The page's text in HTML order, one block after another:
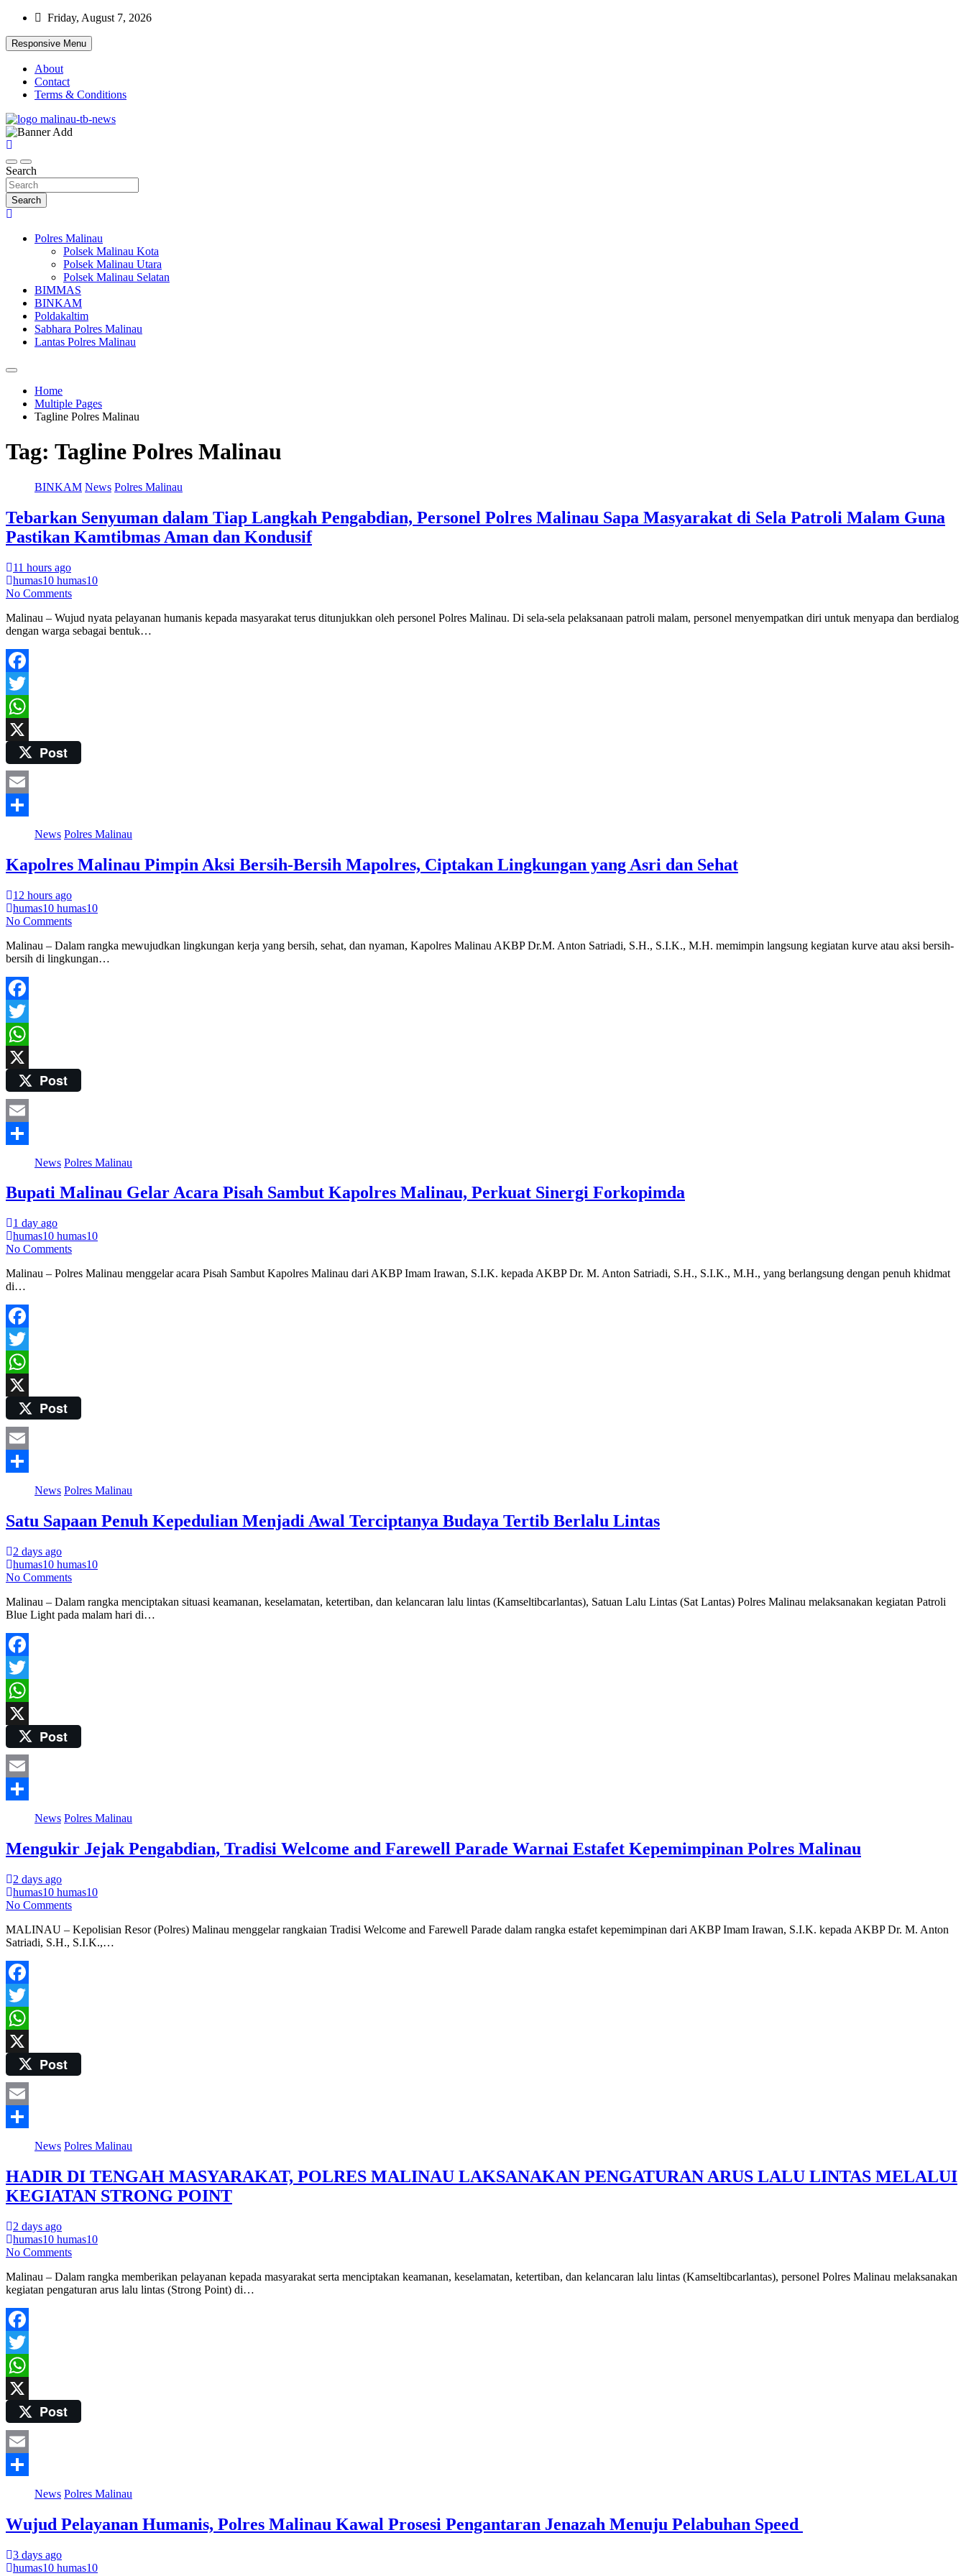
Skip
content
Friday, August 7, 2026
Responsive Menu
About
Contact
Terms & Conditions
Pelangiresmalinau.com
Beranda Warta Bhayangkara
Search
Search
Polres Malinau
Polsek Malinau Kota
Polsek Malinau Utara
Polsek Malinau Selatan
BIMMAS
BINKAM
Poldakaltim
Sabhara Polres Malinau
Lantas Polres Malinau
Home
Multiple Pages
Tagline Polres Malinau
Tag: Tagline Polres Malinau
BINKAM News Polres Malinau
Tebarkan Senyuman dalam Tiap Langkah Pengabdian, Personel Polres Malinau Sapa Masyarakat di Sela Patroli Malam Guna
Pastikan Kamtibmas Aman dan Kondusif
11 hours ago
humas10 humas10
No Comments
Malinau – Wujud nyata pelayanan humanis kepada masyarakat terus ditunjukkan oleh personel Polres Malinau. Di sela-sela pelaksanaan patroli malam, personel menyempatkan diri untuk menyapa dan berdialog
dengan warga sebagai bentuk…
Facebook
Twitter
WhatsApp
Post
Email
News Polres Malinau
Kapolres Malinau Pimpin Aksi Bersih-Bersih Mapolres, Ciptakan Lingkungan yang Asri dan Sehat
12 hours ago
humas10 humas10
No Comments
Malinau – Dalam rangka mewujudkan lingkungan kerja yang bersih, sehat, dan nyaman, Kapolres Malinau AKBP Dr.M. Anton Satriadi, S.H., S.I.K., M.H. memimpin langsung kegiatan kurve atau aksi bersih-
bersih di lingkungan…
Facebook
Twitter
WhatsApp
Post
Email
News Polres Malinau
Bupati Malinau Gelar Acara Pisah Sambut Kapolres Malinau, Perkuat Sinergi Forkopimda
1 day ago
humas10 humas10
No Comments
Malinau – Polres Malinau menggelar acara Pisah Sambut Kapolres Malinau dari AKBP Imam Irawan, S.I.K. kepada AKBP Dr. M. Anton Satriadi, S.H., S.I.K., M.H., yang berlangsung dengan penuh khidmat
di…
Facebook
Twitter
WhatsApp
Post
Email
News Polres Malinau
Satu Sapaan Penuh Kepedulian Menjadi Awal Terciptanya Budaya Tertib Berlalu Lintas
2 days ago
humas10 humas10
No Comments
Malinau – Dalam rangka menciptakan situasi keamanan, keselamatan, ketertiban, dan kelancaran lalu lintas (Kamseltibcarlantas), Satuan Lalu Lintas (Sat Lantas) Polres Malinau melaksanakan kegiatan Patroli
Blue Light pada malam hari di…
Facebook
Twitter
WhatsApp
Post
Email
News Polres Malinau
Mengukir Jejak Pengabdian, Tradisi Welcome and Farewell Parade Warnai Estafet Kepemimpinan Polres Malinau
2 days ago
humas10 humas10
No Comments
MALINAU – Kepolisian Resor (Polres) Malinau menggelar rangkaian Tradisi Welcome and Farewell Parade dalam rangka estafet kepemimpinan dari AKBP Imam Irawan, S.I.K. kepada AKBP Dr. M. Anton
Satriadi, S.H., S.I.K.,…
Facebook
Twitter
WhatsApp
Post
Email
News Polres Malinau
HADIR DI TENGAH MASYARAKAT, POLRES MALINAU LAKSANAKAN PENGATURAN ARUS LALU LINTAS MELALUI
KEGIATAN STRONG POINT
2 days ago
humas10 humas10
No Comments
Malinau – Dalam rangka memberikan pelayanan kepada masyarakat serta menciptakan keamanan, keselamatan, ketertiban, dan kelancaran lalu lintas (Kamseltibcarlantas), personel Polres Malinau melaksanakan
kegiatan pengaturan arus lalu lintas (Strong Point) di…
Facebook
Twitter
WhatsApp
Post
Email
News Polres Malinau
Wujud Pelayanan Humanis, Polres Malinau Kawal Prosesi Pengantaran Jenazah Menuju Pelabuhan Speed
3 days ago
humas10 humas10